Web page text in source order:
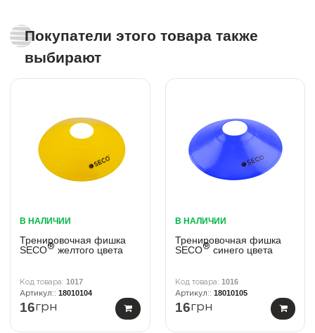
Покупатели этого товара также
выбирают
В НАЛИЧИИ
Тренировочная фишка
SECO® желтого цвета
1017
18010104
16грн
В НАЛИЧИИ
Тренировочная фишка
SECO® синего цвета
1016
18010105
16грн